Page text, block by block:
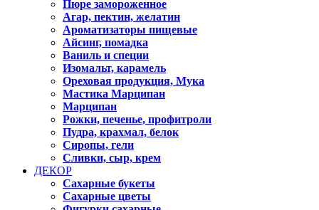
Пюре замороженное
Агар, пектин, желатин
Ароматизаторы пищевые
Айсинг, помадка
Ваниль и специи
Изомальт, карамель
Ореховая продукция, Мука
Мастика Марципан
Марципан
Рожки, печенье, профитроли
Пудра, крахмал, белок
Сиропы, гели
Сливки, сыр, крем
ДЕКОР
Сахарные букеты
Сахарные цветы